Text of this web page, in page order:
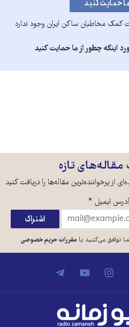
کمک مخاطبان ساکن ایران وجود ندارد
اینکه چطور از ما حمایت کنید
مقاله‌های تازه
از پرخواننده‌ترین مقاله‌ها را دریافت کنید
ایمیل *
توافق می‌کنید بامقررات حریم خصوصی